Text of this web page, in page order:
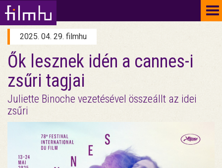
2025. 04. 29. filmhu
Ők lesznek idén a cannes-i
zsűri tagjai
Juliette Binoche vezetésével összeállt az idei
zsűri